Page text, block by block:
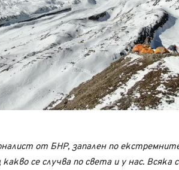
от БНР, запален по
се случва по света и у нас. Всяка